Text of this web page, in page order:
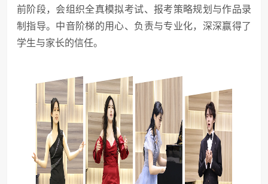
前阶段，会组织全真模拟考试、报考策略规划与作品录
制指导。中音阶梯的用心、负责与专业化，深深赢得了
学生与家长的信任。